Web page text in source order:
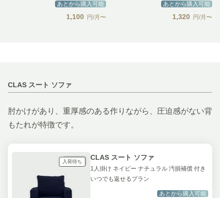
あとから購入可能
1,100 円/月〜
あとから購入可能
1,320 円/月〜
CLAS スート ソファ
肘かけがあり、重厚感のある作りながら、圧迫感がない背
もたれが特徴です。
入荷待ち CLAS スート ソファ
1人掛け ネイビー ナチュラル 汚損補償 付き
いつでも返せるプラン
あとから購入可能